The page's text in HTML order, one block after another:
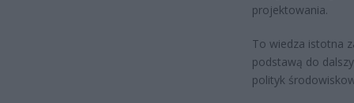
projektowania.
To wiedza istotna
podstawą do
polityk